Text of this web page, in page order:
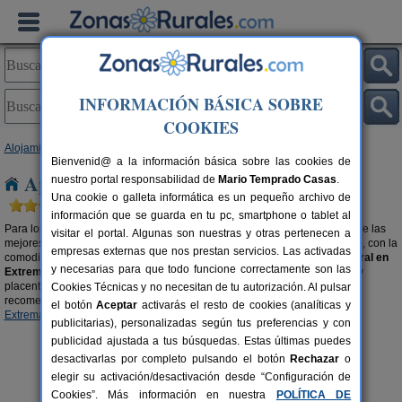
Alojamientos
Apartamentos Rurales en Extremadura
Para los amantes al turismo rural, este tipo de alojamiento es elegir una de las
mejores opciones para disfrutar de un ambiente natural, idílico y tranquilo, con la
comodidad de estar como en tu propia casa.Alquilar un apartamento rural en
Extremaduraes la mejor manera disfrutar de una escapada económica y
placentera para conseguir unas vacaciones de ensueño. También te
recomendamos buscar en nuestra selección deComplejos Rurales en
Extremadura
INFORMACIÓN BÁSICA SOBRE
COOKIES
Bienvenid@ a la información básica sobre las cookies de
nuestro portal responsabilidad de Mario Temprado Casas.
Una cookie o galleta informática es un pequeño archivo de
información que se guarda en tu pc, smartphone o tablet al
visitar el portal. Algunas son nuestras y otras pertenecen a
empresas externas que nos prestan servicios. Las activadas
y necesarias para que todo funcione correctamente son las
Cookies Técnicas y no necesitan de tu autorización. Al pulsar
el botónAceptar activarás el resto de cookies (analíticas y
publicitarias), personalizadas según tus preferencias y con
publicidad ajustada a tus búsquedas. Estas últimas puedes
desactivarlas por completo pulsando el botón Rechazar o
elegir su activación/desactivación desde “Configuración de
Cookies”. Más información en nuestra
POLÍTICA DE